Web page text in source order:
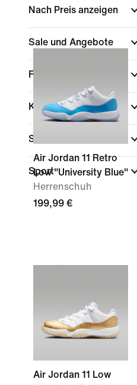
Nach Preis anzeigen
Sale und Angebote
Farbe
Kollektionen
Schuhhöhe
Sport
Air Jordan 11 Retro
Low "University Blue"
Herrenschuh
199,99 €
Air Jordan 11 Low